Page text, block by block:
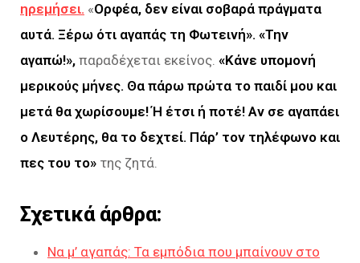
ηρεμήσει. «Ορφέα, δεν είναι σοβαρά πράγματα
αυτά. Ξέρω ότι αγαπάς τη Φωτεινή». «Την
αγαπώ!», παραδέχεται εκείνος. «Κάνε υπομονή
μερικούς μήνες. Θα πάρω πρώτα το παιδί μου και
μετά θα χωρίσουμε! Ή έτσι ή ποτέ! Αν σε αγαπάει
ο Λευτέρης, θα το δεχτεί. Πάρ’ τον τηλέφωνο και
πες του το» της ζητά.
Σχετικά άρθρα:
Να μ’ αγαπάς: Τα εμπόδια που μπαίνουν στο